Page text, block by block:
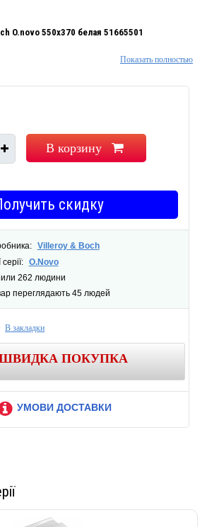
O.novo 550x370 белая 51665501
Показать полностью
В корзину
скидку
Villeroy & Boch
O.Novo
262 людини
переглядають 45 людей
В закладки
ПОКУПКА
УМОВИ ДОСТАВКИ